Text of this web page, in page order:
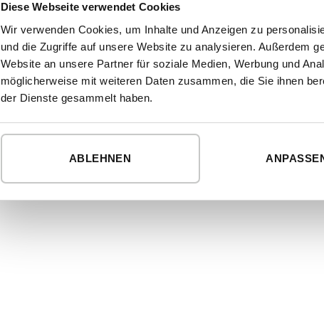
Diese Webseite verwendet Cookies
Wir verwenden Cookies, um Inhalte und Anzeigen zu
und die Zugriffe auf unsere Website zu analysieren. Außerdem
Website an unsere Partner für soziale Medien, Werbung und
möglicherweise mit weiteren Daten zusammen, die Sie ihnen
der Dienste gesammelt haben.
ABLEHNEN